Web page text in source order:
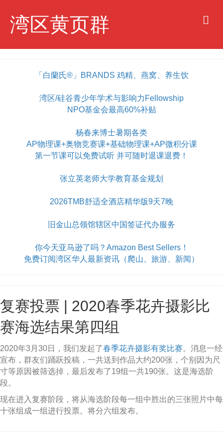
湾区黄页群
u
「白蘭氏®」BRANDS 鸡精、燕窝、养生饮
湾区/硅谷青少年学术与影响力Fellowship
NPO基金会最高60%补贴
杨春来博士暑期各类
AP物理课+奥物竞赛课+基础物理课+AP微积分课
第一节课可以免费试听 并可随时退课退费！
张立英老师大学教育基金规划
2026TMB舒适全酒店精华版9天7晚
旧金山总领馆辖区中国签证代办服务
你今天亚马逊了吗？Amazon Best Sellers！
免费订阅湾区华人最新资讯（爬山、旅游、新闻）
复赛投票 | 2020春季花卉摄影比
赛海选结果第四组
2020年3月30日，我们发起了春季花卉摄影有奖比赛。消息一经
宣布，群友们踊跃投稿，一共送到作品大约200张，个别因为尺
寸等原因被筛选掉，最后发布了19组一共190张。这是海选阶
段。
现在进入复赛阶段，将从海选阶段每一组中胜出的三张照片中每
十张组成一组进行投票。将分六组发布。